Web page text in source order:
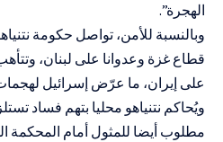
الهجرة”.
وبالنسبة للأمن، تواصل حكومة
قطاع غزة وعدوانا على لبنان،
على إيران، ما عرّض إسرائيل لهجمات
ويُحاكم نتنياهو محليا بتهم فساد
مطلوب أيضا للمثول أمام المحكمة